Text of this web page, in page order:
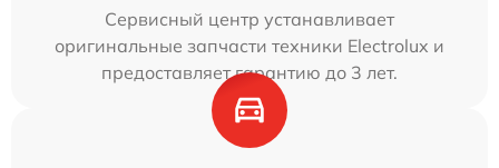
Сервисный центр устанавливает
оригинальные запчасти техники Electrolux и
предоставляет гарантию до 3 лет.